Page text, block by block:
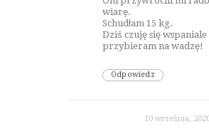
wiarę.
Schudłam 15 kg.
Dziś czuję się
przybieram na wadzę!
Odpowiedz
10 września,